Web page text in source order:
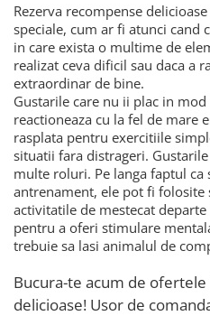
Rezerva recompense
speciale, cum ar fi atunci cand
in care exista o multime de
realizat ceva dificil sau daca a
extraordinar de bine.
Gustarile care nu ii plac in
reactioneaza cu la fel de mare
rasplata pentru exercitiile
situatii fara distrageri.
multe roluri. Pe langa faptul
antrenament, ele pot fi folosite
activitatile de mestecat
pentru a oferi stimulare
trebuie sa lasi animalul de
Bucura-te acum de
delicioase! Usor de